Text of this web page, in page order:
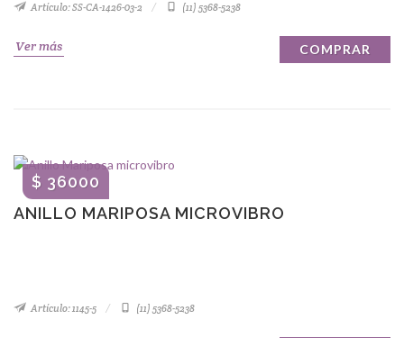
Artículo: SS-CA-1426-03-2 (11) 5368-5238
Ver más COMPRAR
ANILLO MARIPOSA MICROVIBRO
$ 36000
Artículo: 1145-5 (11) 5368-5238